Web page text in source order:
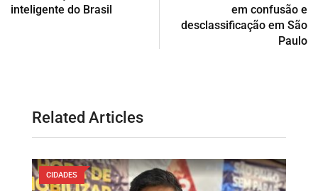
inteligente do Brasil
em confusão e
desclassificação em São
Paulo
Related Articles
CIDADES